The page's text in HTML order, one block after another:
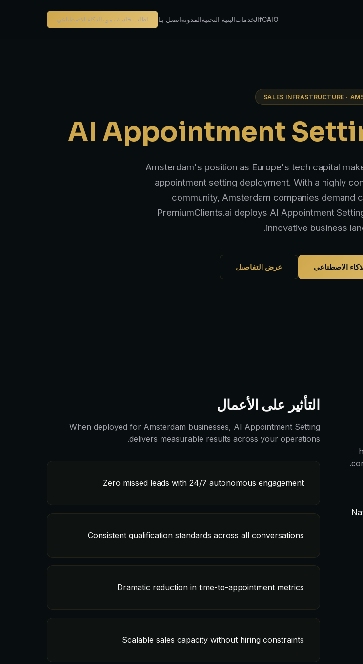
fCAIOالخدماتالبنية التحتيةالمدونةاتصل بنا اطلب جلسة نمو بالذكاء الاصطناعي
SALES INFRASTRUCTURE ·
AI Appointment
Amsterdam's position as Europe's tech capital
appointment setting deployment. With a highly
community, Amsterdam companies demand
PremiumClients.ai deploys AI Appointment
innovative business
الاصطناعي عرض التفاصيل
التأثير على الأعمال
When deployed for Amsterdam businesses, AI Appointment Setting
delivers measurable results across your operations.
Zero missed leads with 24/7 autonomous engagement
Consistent qualification standards across all conversations
Dramatic reduction in time-to-appointment metrics
Scalable sales capacity without hiring constraints